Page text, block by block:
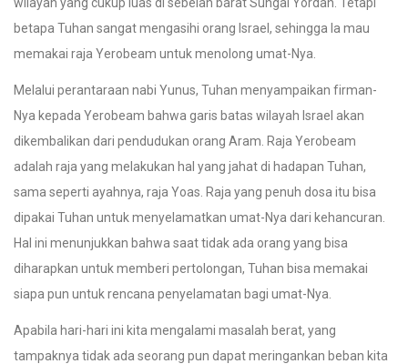
betapa Tuhan sangat mengasihi orang Israel, sehingga Ia mau
memakai raja Yerobeam untuk menolong umat-Nya.
Melalui perantaraan nabi Yunus, Tuhan menyampaikan firman-
Nya kepada Yerobeam bahwa garis batas wilayah Israel akan
dikembalikan dari pendudukan orang Aram. Raja Yerobeam
adalah raja yang melakukan hal yang jahat di hadapan Tuhan,
sama seperti ayahnya, raja Yoas. Raja yang penuh dosa itu bisa
dipakai Tuhan untuk menyelamatkan umat-Nya dari kehancuran.
Hal ini menunjukkan bahwa saat tidak ada orang yang bisa
diharapkan untuk memberi pertolongan, Tuhan bisa memakai
siapa pun untuk rencana penyelamatan bagi umat-Nya.
Apabila hari-hari ini kita mengalami masalah berat, yang
tampaknya tidak ada seorang pun dapat meringankan beban kita